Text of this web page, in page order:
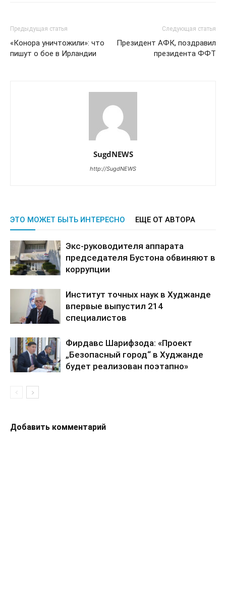
Предыдущая статья
«Конора уничтожили»: что
пишут о бое в Ирландии
Следующая статья
Президент АФК, поздравил
президента ФФТ
SugdNEWS
http://SugdNEWS
ЭТО МОЖЕТ БЫТЬ ИНТЕРЕСНО ЕЩЕ ОТ АВТОРА
Экс-руководителя аппарата
председателя Бустона обвиняют в
коррупции
Институт точных наук в Худжанде
впервые выпустил 214
специалистов
Фирдавс Шарифзода: «Проект
„Безопасный город“ в Худжанде
будет реализован поэтапно»
Добавить комментарий